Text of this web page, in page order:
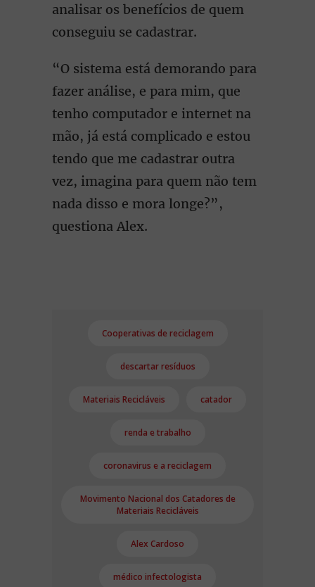
analisar os benefícios de quem
conseguiu se cadastrar.
“O sistema está demorando para
fazer análise, e para mim, que
tenho computador e internet na
mão, já está complicado e estou
tendo que me cadastrar outra
vez, imagina para quem não tem
nada disso e mora longe?”,
questiona Alex.
Cooperativas de reciclagem
descartar resíduos
Materiais Recicláveis catador
renda e trabalho
coronavirus e a reciclagem
Movimento Nacional dos Catadores de
Materiais Recicláveis
Alex Cardoso
médico infectologista